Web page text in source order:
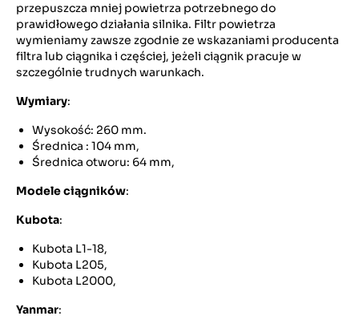
przepuszcza mniej powietrza potrzebnego do
prawidłowego działania silnika. Filtr powietrza
wymieniamy zawsze zgodnie ze wskazaniami producenta
filtra lub ciągnika i częściej, jeżeli ciągnik pracuje w
szczególnie trudnych warunkach.
Wymiary:
Wysokość: 260 mm.
Średnica : 104 mm,
Średnica otworu: 64 mm,
Modele ciągników:
Kubota:
Kubota L1-18,
Kubota L205,
Kubota L2000,
Yanmar: